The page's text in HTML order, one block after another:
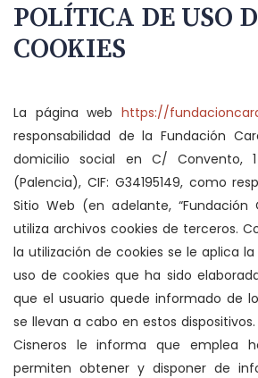
POLÍTICA DE USO
COOKIES
La página web https://
responsabilidad de la Fundación
domicilio social en C/ Convento,
(Palencia), CIF: G34195149, como
Sitio Web (en adelante, “Fundación
utiliza archivos cookies de terceros.
la utilización de cookies se le aplica
uso de cookies que ha sido
que el usuario quede informado de
se llevan a cabo en estos
Cisneros le informa que emplea
permiten obtener y disponer de